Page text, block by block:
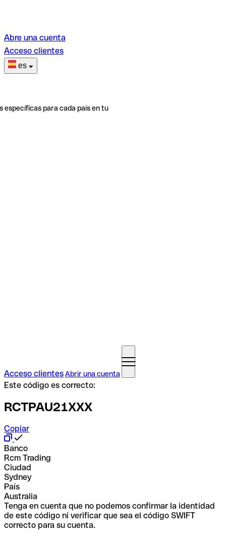
Abre una cuenta
Acceso clientes
es
específicas para cada país en tu
Acceso clientesAbrir una cuenta
Este código es correcto:
RCTPAU21XXX
Copiar
Banco
Rcm Trading
Ciudad
Sydney
País
Australia
Tenga en cuenta que no podemos confirmar la identidad
de este código ni verificar que sea el código SWIFT
correcto para su cuenta.